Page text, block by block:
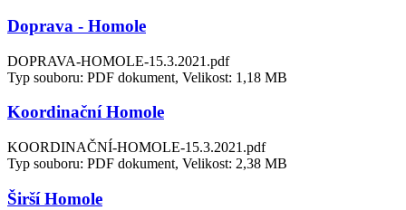
Doprava - Homole
DOPRAVA-HOMOLE-15.3.2021.pdf
Typ souboru: PDF dokument, Velikost: 1,18 MB
Koordinační Homole
KOORDINAČNÍ-HOMOLE-15.3.2021.pdf
Typ souboru: PDF dokument, Velikost: 2,38 MB
Širší Homole